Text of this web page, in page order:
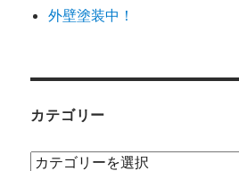
外壁塗装中！
カテゴリー
カ